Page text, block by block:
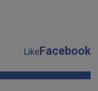
LikeFacebook